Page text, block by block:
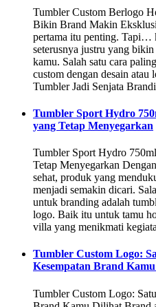
Tumbler Custom Berlogo
Bikin Brand Makin
pertama itu penting. Tapi…
seterusnya justru yang
kamu. Salah satu cara
custom dengan desain
Tumbler Jadi Senjata
Tumbler Sport Hydro
yang Tetap Menyegarkan
Tumbler Sport Hydro
Tetap Menyegarkan
sehat, produk yang
menjadi semakin dicari.
untuk branding adalah
logo. Baik itu untuk tamu
villa yang menikmati
Tumbler Custom Logo:
Kesempatan Brand
Tumbler Custom Logo: